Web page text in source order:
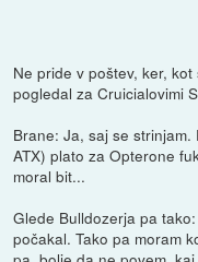
Ne pride v poštev, ker,
pogledal za Cruicialovimi
Brane: Ja, saj se
ATX) plato za Opterone
moral bit...
Glede Bulldozerja pa
počakal. Tako pa moram